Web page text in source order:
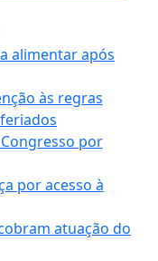
alimentar após
às regras
por
por acesso à
atuação do